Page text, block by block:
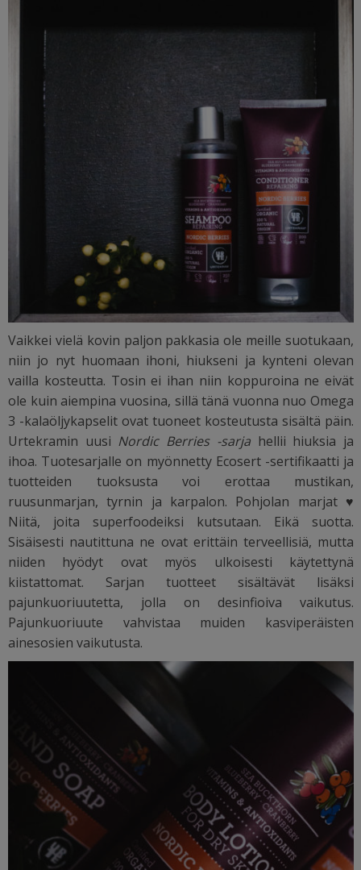
Vaikkei vielä kovin paljon pakkasia ole meille suotukaan,
niin jo nyt huomaan ihoni, hiukseni ja kynteni olevan
vailla kosteutta. Tosin ei ihan niin koppuroina ne eivät
ole kuin aiempina vuosina, sillä tänä vuonna nuo Omega
3 -kalaöljykapselit ovat tuoneet kosteutusta sisältä päin.
Urtekramin uusi Nordic Berries -sarjahellii hiuksia ja
ihoa. Tuotesarjalle on myönnetty Ecosert -sertifikaatti ja
tuotteiden tuoksusta voi erottaa mustikan,
ruusunmarjan, tyrnin ja karpalon. Pohjolan marjat ♥
Niitä, joita superfoodeiksi kutsutaan. Eikä suotta.
Sisäisesti nautittuna ne ovat erittäin terveellisiä, mutta
niiden hyödyt ovat myös ulkoisesti käytettynä
kiistattomat. Sarjan tuotteet sisältävät lisäksi
pajunkuoriuutetta, jolla on desinfioiva vaikutus.
Pajunkuoriuute vahvistaa muiden kasviperäisten
ainesosien vaikutusta.